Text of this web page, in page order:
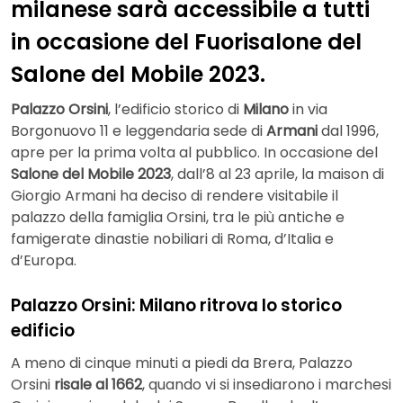
milanese sarà accessibile a tutti
in occasione del Fuorisalone del
Salone del Mobile 2023.
Palazzo Orsini, l’edificio storico di Milanoin via
Borgonuovo 11 e leggendaria sede diArmanidal 1996,
apre per la prima volta al pubblico. In occasione del
Salone del Mobile 2023, dall’8 al 23 aprile, la maison di
Giorgio Armani ha deciso di rendere visitabile il
palazzo della famiglia Orsini, tra le più antiche e
famigerate dinastie nobiliari di Roma, d’Italia e
d’Europa.
Palazzo Orsini: Milano ritrova lo storico
edificio
A meno di cinque minuti a piedi da Brera, Palazzo
Orsini risale al 1662, quando vi si insediarono i marchesi